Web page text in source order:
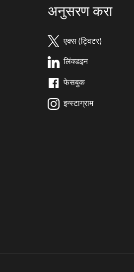
अनुसरण करा
एक्स (ट्विटर)
लिंक्डइन
फेसबुक
इन्स्टाग्राम